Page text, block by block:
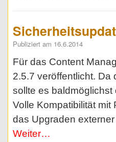
Publiziert am 16.6.2014
Für das Content
2.5.7 veröffentlicht.
sollte es
Volle Kompatibilität mit
das Upgraden
Weiter…